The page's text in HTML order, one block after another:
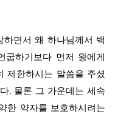
면서 왜 하나님께서 백
굽하기보다 먼저 왕에게
제한하시는 말씀을 주셨
. 물론 그 가운데는 세속
한 약자를 보호하시려는